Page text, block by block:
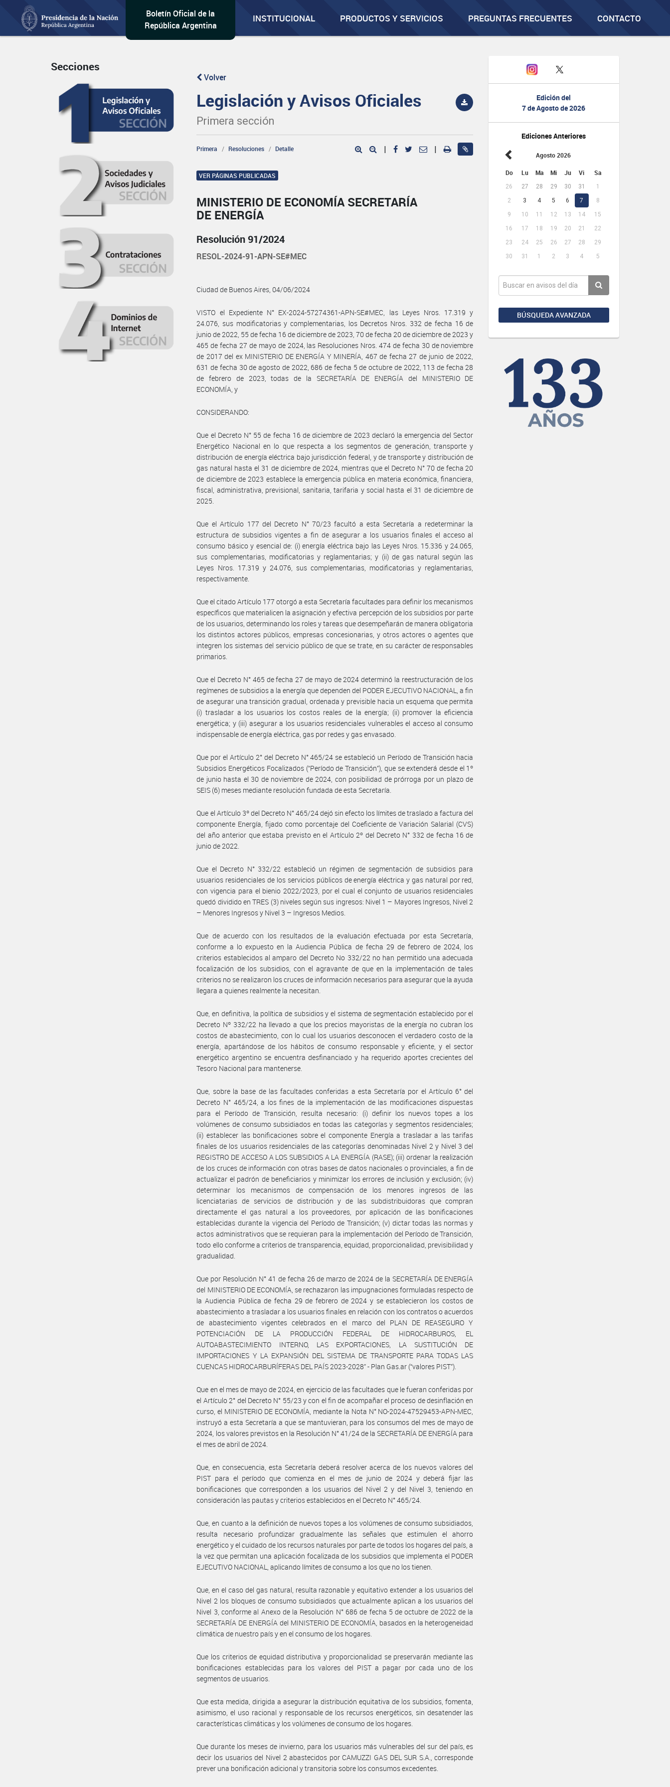
Boletín Oficial de la
República Argentina
INSTITUCIONAL PRODUCTOS Y SERVICIOS PREGUNTAS FRECUENTES CONTACTO
Edición del
7 de Agosto de 2026
Ediciones Anteriores
Agosto 2026
Do Lu Ma Mi Ju Vi Sa
26 27 28 29 30 31
1
2
3 4 5 6 7
8
9
10 11 12 13 14
15
16
17 18 19 20 21
22
23
24 25 26 27 28
29
30
31 1 2 3 4 5
BÚSQUEDA AVANZADA
Secciones
Volver
Legislación y Avisos Oficiales
Primera sección
Primera Resoluciones Detalle | |
VER PÁGINAS PUBLICADAS
MINISTERIO DE ECONOMÍA SECRETARÍA
DE ENERGÍA
Resolución 91/2024
RESOL-2024-91-APN-SE#MEC
Ciudad de Buenos Aires, 04/06/2024
VISTO el Expediente N° EX-2024-57274361-APN-SE#MEC, las Leyes Nros. 17.319 y
24.076, sus modificatorias y complementarias, los Decretos Nros. 332 de fecha 16 de
junio de 2022, 55 de fecha 16 de diciembre de 2023, 70 de fecha 20 de diciembre de 2023 y
465 de fecha 27 de mayo de 2024, las Resoluciones Nros. 474 de fecha 30 de noviembre
de 2017 del ex MINISTERIO DE ENERGÍA Y MINERÍA, 467 de fecha 27 de junio de 2022,
631 de fecha 30 de agosto de 2022, 686 de fecha 5 de octubre de 2022, 113 de fecha 28
de febrero de 2023, todas de la SECRETARÍA DE ENERGÍA del MINISTERIO DE
ECONOMÍA, y
CONSIDERANDO:
Que el Decreto N° 55 de fecha 16 de diciembre de 2023 declaró la emergencia del Sector
Energético Nacional en lo que respecta a los segmentos de generación, transporte y
distribución de energía eléctrica bajo jurisdicción federal, y de transporte y distribución de
gas natural hasta el 31 de diciembre de 2024, mientras que el Decreto N° 70 de fecha 20
de diciembre de 2023 establece la emergencia pública en materia económica, financiera,
fiscal, administrativa, previsional, sanitaria, tarifaria y social hasta el 31 de diciembre de
2025.
Que el Artículo 177 del Decreto N° 70/23 facultó a esta Secretaría a redeterminar la
estructura de subsidios vigentes a fin de asegurar a los usuarios finales el acceso al
consumo básico y esencial de: (i) energía eléctrica bajo las Leyes Nros. 15.336 y 24.065,
sus complementarias, modificatorias y reglamentarias; y (ii) de gas natural según las
Leyes Nros. 17.319 y 24.076, sus complementarias, modificatorias y reglamentarias,
respectivamente.
Que el citado Artículo 177 otorgó a esta Secretaría facultades para definir los mecanismos
específicos que materialicen la asignación y efectiva percepción de los subsidios por parte
de los usuarios, determinando los roles y tareas que desempeñarán de manera obligatoria
los distintos actores públicos, empresas concesionarias, y otros actores o agentes que
integren los sistemas del servicio público de que se trate, en su carácter de responsables
primarios.
Que el Decreto N° 465 de fecha 27 de mayo de 2024 determinó la reestructuración de los
regímenes de subsidios a la energía que dependen del PODER EJECUTIVO NACIONAL, a fin
de asegurar una transición gradual, ordenada y previsible hacia un esquema que permita
(i) trasladar a los usuarios los costos reales de la energía; (ii) promover la eficiencia
energética; y (iii) asegurar a los usuarios residenciales vulnerables el acceso al consumo
indispensable de energía eléctrica, gas por redes y gas envasado.
Que por el Artículo 2° del Decreto N° 465/24 se estableció un Período de Transición hacia
Subsidios Energéticos Focalizados (“Período de Transición”), que se extenderá desde el 1º
de junio hasta el 30 de noviembre de 2024, con posibilidad de prórroga por un plazo de
SEIS (6) meses mediante resolución fundada de esta Secretaría.
Que el Artículo 3º del Decreto N° 465/24 dejó sin efecto los límites de traslado a factura del
componente Energía, fijado como porcentaje del Coeficiente de Variación Salarial (CVS)
del año anterior que estaba previsto en el Artículo 2º del Decreto N° 332 de fecha 16 de
junio de 2022.
Que el Decreto N° 332/22 estableció un régimen de segmentación de subsidios para
usuarios residenciales de los servicios públicos de energía eléctrica y gas natural por red,
con vigencia para el bienio 2022/2023, por el cual el conjunto de usuarios residenciales
quedó dividido en TRES (3) niveles según sus ingresos: Nivel 1 – Mayores Ingresos, Nivel 2
– Menores Ingresos y Nivel 3 – Ingresos Medios.
Que de acuerdo con los resultados de la evaluación efectuada por esta Secretaría,
conforme a lo expuesto en la Audiencia Pública de fecha 29 de febrero de 2024, los
criterios establecidos al amparo del Decreto No 332/22 no han permitido una adecuada
focalización de los subsidios, con el agravante de que en la implementación de tales
criterios no se realizaron los cruces de información necesarios para asegurar que la ayuda
llegara a quienes realmente la necesitan.
Que, en definitiva, la política de subsidios y el sistema de segmentación establecido por el
Decreto Nº 332/22 ha llevado a que los precios mayoristas de la energía no cubran los
costos de abastecimiento, con lo cual los usuarios desconocen el verdadero costo de la
energía, apartándose de los hábitos de consumo responsable y eficiente, y el sector
energético argentino se encuentra desfinanciado y ha requerido aportes crecientes del
Tesoro Nacional para mantenerse.
Que, sobre la base de las facultades conferidas a esta Secretaría por el Artículo 6° del
Decreto N° 465/24, a los fines de la implementación de las modificaciones dispuestas
para el Período de Transición, resulta necesario: (i) definir los nuevos topes a los
volúmenes de consumo subsidiados en todas las categorías y segmentos residenciales;
(ii) establecer las bonificaciones sobre el componente Energía a trasladar a las tarifas
finales de los usuarios residenciales de las categorías denominadas Nivel 2 y Nivel 3 del
REGISTRO DE ACCESO A LOS SUBSIDIOS A LA ENERGÍA (RASE); (iii) ordenar la realización
de los cruces de información con otras bases de datos nacionales o provinciales, a fin de
actualizar el padrón de beneficiarios y minimizar los errores de inclusión y exclusión; (iv)
determinar los mecanismos de compensación de los menores ingresos de las
licenciatarias de servicios de distribución y de las subdistribuidoras que compran
directamente el gas natural a los proveedores, por aplicación de las bonificaciones
establecidas durante la vigencia del Período de Transición; (v) dictar todas las normas y
actos administrativos que se requieran para la implementación del Período de Transición,
todo ello conforme a criterios de transparencia, equidad, proporcionalidad, previsibilidad y
gradualidad.
Que por Resolución N° 41 de fecha 26 de marzo de 2024 de la SECRETARÍA DE ENERGÍA
del MINISTERIO DE ECONOMÍA, se rechazaron las impugnaciones formuladas respecto de
la Audiencia Pública de fecha 29 de febrero de 2024 y se establecieron los costos de
abastecimiento a trasladar a los usuarios finales en relación con los contratos o acuerdos
de abastecimiento vigentes celebrados en el marco del PLAN DE REASEGURO Y
POTENCIACIÓN DE LA PRODUCCIÓN FEDERAL DE HIDROCARBUROS, EL
AUTOABASTECIMIENTO INTERNO, LAS EXPORTACIONES, LA SUSTITUCIÓN DE
IMPORTACIONES Y LA EXPANSIÓN DEL SISTEMA DE TRANSPORTE PARA TODAS LAS
CUENCAS HIDROCARBURÍFERAS DEL PAÍS 2023-2028” - Plan Gas.ar (“valores PIST”).
Que en el mes de mayo de 2024, en ejercicio de las facultades que le fueran conferidas por
el Artículo 2° del Decreto N° 55/23 y con el fin de acompañar el proceso de desinflación en
curso, el MINISTERIO DE ECONOMÍA, mediante la Nota N° NO-2024-47529453-APN-MEC,
instruyó a esta Secretaría a que se mantuvieran, para los consumos del mes de mayo de
2024, los valores previstos en la Resolución N° 41/24 de la SECRETARÍA DE ENERGÍA para
el mes de abril de 2024.
Que, en consecuencia, esta Secretaría deberá resolver acerca de los nuevos valores del
PIST para el período que comienza en el mes de junio de 2024 y deberá fijar las
bonificaciones que corresponden a los usuarios del Nivel 2 y del Nivel 3, teniendo en
consideración las pautas y criterios establecidos en el Decreto N° 465/24.
Que, en cuanto a la definición de nuevos topes a los volúmenes de consumo subsidiados,
resulta necesario profundizar gradualmente las señales que estimulen el ahorro
energético y el cuidado de los recursos naturales por parte de todos los hogares del país, a
la vez que permitan una aplicación focalizada de los subsidios que implementa el PODER
EJECUTIVO NACIONAL, aplicando límites de consumo a los que no los tienen.
Que, en el caso del gas natural, resulta razonable y equitativo extender a los usuarios del
Nivel 2 los bloques de consumo subsidiados que actualmente aplican a los usuarios del
Nivel 3, conforme al Anexo de la Resolución N° 686 de fecha 5 de octubre de 2022 de la
SECRETARÍA DE ENERGÍA del MINISTERIO DE ECONOMÍA, basados en la heterogeneidad
climática de nuestro país y en el consumo de los hogares.
Que los criterios de equidad distributiva y proporcionalidad se preservarán mediante las
bonificaciones establecidas para los valores del PIST a pagar por cada uno de los
segmentos de usuarios.
Que esta medida, dirigida a asegurar la distribución equitativa de los subsidios, fomenta,
asimismo, el uso racional y responsable de los recursos energéticos, sin desatender las
características climáticas y los volúmenes de consumo de los hogares.
Que durante los meses de invierno, para los usuarios más vulnerables del sur del país, es
decir los usuarios del Nivel 2 abastecidos por CAMUZZI GAS DEL SUR S.A., corresponde
prever una bonificación adicional y transitoria sobre los consumos excedentes.